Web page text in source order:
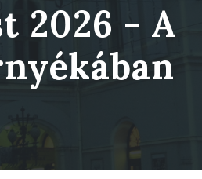
2026 - A